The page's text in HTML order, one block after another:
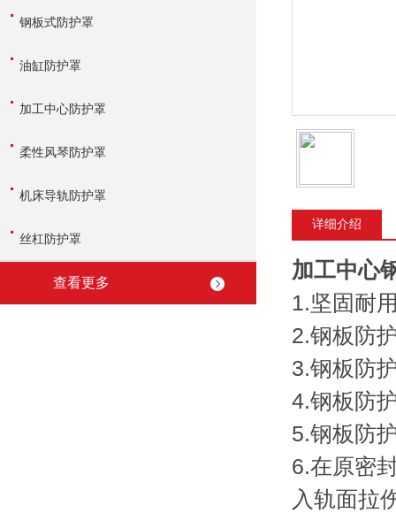
钢板式防护罩
油缸防护罩
加工中心防护罩
柔性风琴防护罩
机床导轨防护罩
丝杠防护罩
查看更多
详细介绍
加工中心
1.坚固耐
2.钢板防
3.钢板防
4.钢板防
5.钢板防
6.在原密
入轨面